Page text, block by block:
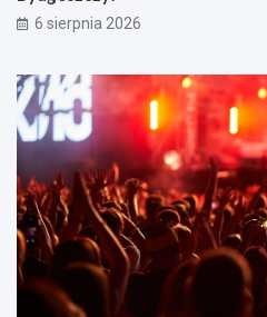
6 sierpnia 2026